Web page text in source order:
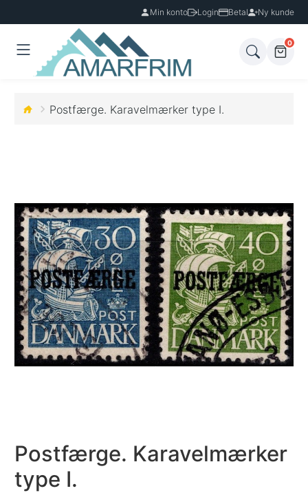
Min konto Login Betal Ny kunde
0
Postfærge. Karavelmærker type I.
Postfærge. Karavelmærker
type I.